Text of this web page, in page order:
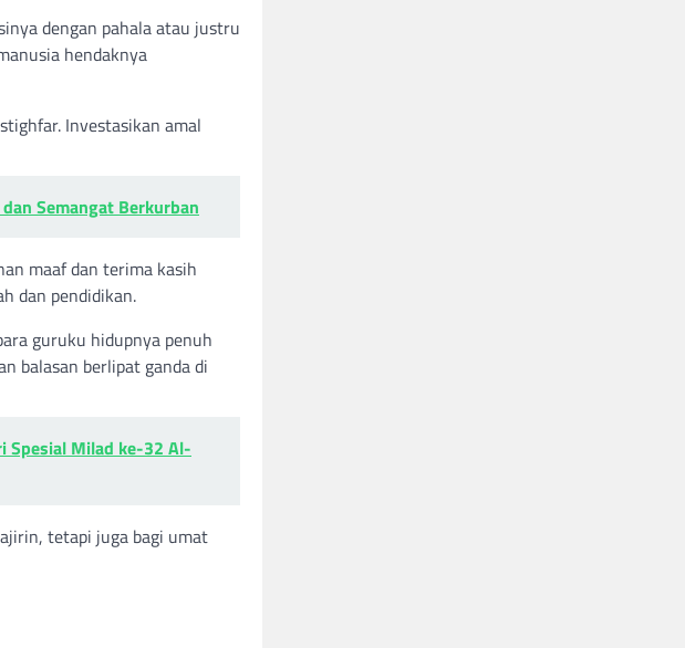
dengan pahala atau justru
hendaknya
Investasikan amal
Semangat Berkurban
maaf dan terima kasih
dan pendidikan.
guruku hidupnya penuh
balasan berlipat ganda di
Spesial Milad ke-32 Al-
tetapi juga bagi umat